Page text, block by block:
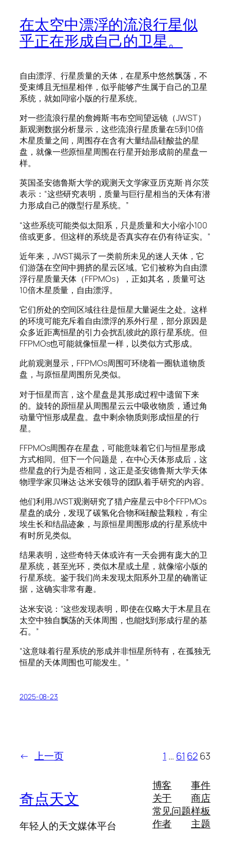
在太空中漂浮的流浪行星似
乎正在形成自己的卫星。
自由漂浮、行星质量的天体，在星系中悠然飘荡，不
受束缚且无恒星相伴，似乎能够产生属于自己的卫星
系统，就如同缩小版的行星系统。
对一些流浪行星的詹姆斯·韦布空间望远镜（JWST）
新观测数据分析显示，这些流浪行星质量在5到10倍
木星质量之间，周围存在含有大量结晶硅酸盐的星
盘，就像一些原恒星周围在行星开始形成前的星盘一
样。
英国圣安德鲁斯大学的观测天文学家亚历克斯·肖尔茨
表示：“这些研究表明，质量与巨行星相当的天体有潜
力形成自己的微型行星系统。”
“这些系统可能类似太阳系，只是质量和大小缩小100
倍或更多。但这样的系统是否真实存在仍有待证实。”
近年来，JWST揭示了一类前所未见的迷人天体，它
们游荡在空间中拥挤的星云区域。它们被称为自由漂
浮行星质量天体（FFPMOs），正如其名，质量可达
10倍木星质量，自由漂浮。
它们所处的空间区域往往是恒星大量诞生之处。这样
的环境可能充斥着自由漂浮的系外行星，部分原因是
众多近距离恒星的引力会扰乱彼此的原行星系统。但
FFPMOs也可能就像恒星一样，以类似方式形成。
此前观测显示，FFPMOs周围可环绕着一圈轨道物质
盘，与原恒星周围所见类似。
对于恒星而言，这个星盘是其形成过程中遗留下来
的。旋转的原恒星从周围星云云中吸收物质，通过角
动量守恒形成星盘。盘中剩余物质则形成恒星的行
星。
FFPMOs周围存在星盘，可能意味着它们与恒星形成
方式相同。但下一个问题是，在中心天体形成后，这
些星盘的行为是否相同，这正是圣安德鲁斯大学天体
物理学家贝琳达·达米安领导的团队着手研究的内容。
他们利用JWST观测研究了猎户座星云中8个FFPMOs
星盘的成分，发现了碳氢化合物和硅酸盐颗粒，有尘
埃生长和结晶迹象，与原恒星周围形成的行星系统中
有时所见类似。
结果表明，这些奇特天体或许有一天会拥有庞大的卫
星系统，甚至光环，类似木星或土星，就像缩小版的
行星系统。鉴于我们尚未发现太阳系外卫星的确凿证
据，这确实非常有趣。
达米安说：“这些发现表明，即使在仅略大于木星且在
太空中独自飘荡的天体周围，也能找到形成行星的基
石。”
“这意味着行星系统的形成并非恒星所特有，在孤独无
恒星的天体周围也可能发生。”
2025-08-23
← 上一页 1 … 61 6263
奇点天文
年轻人的天文媒体平台
博客
关于
常见问题
作者
事件
商店
样板
主题